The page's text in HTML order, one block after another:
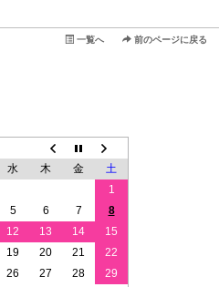
一覧へ 前のページに戻る
水 木 金
土
1
5 6 7
8
12 13 14
15
19 20 21
22
26 27 28
29